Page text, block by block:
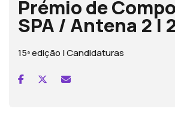
Prémio de
SPA / Antena 2 |
15ª edição | Candidaturas